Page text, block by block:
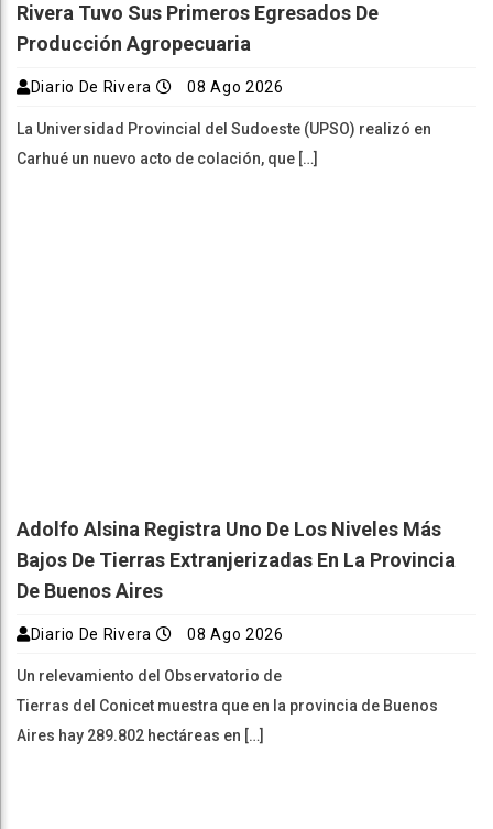
Rivera Tuvo Sus Primeros Egresados De
Producción Agropecuaria
Diario De Rivera 08 Ago 2026
La Universidad Provincial del Sudoeste (UPSO) realizó en
Carhué un nuevo acto de colación, que […]
Adolfo Alsina Registra Uno De Los Niveles Más
Bajos De Tierras Extranjerizadas En La Provincia
De Buenos Aires
Diario De Rivera 08 Ago 2026
Un relevamiento del Observatorio de
Tierras del Conicet muestra que en la provincia de Buenos
Aires hay 289.802 hectáreas en […]